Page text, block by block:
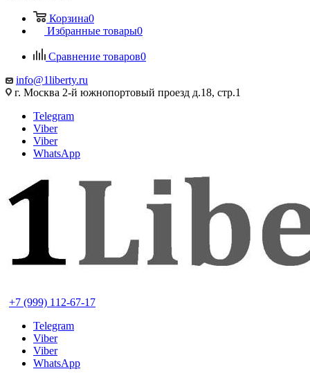
Корзина0
Избранные товары0
Сравнение товаров0
info@1liberty.ru
г. Москва 2-й южнопортовый проезд д.18, стр.1
Telegram
Viber
Viber
WhatsApp
+7 (999) 112-67-17
Telegram
Viber
Viber
WhatsApp